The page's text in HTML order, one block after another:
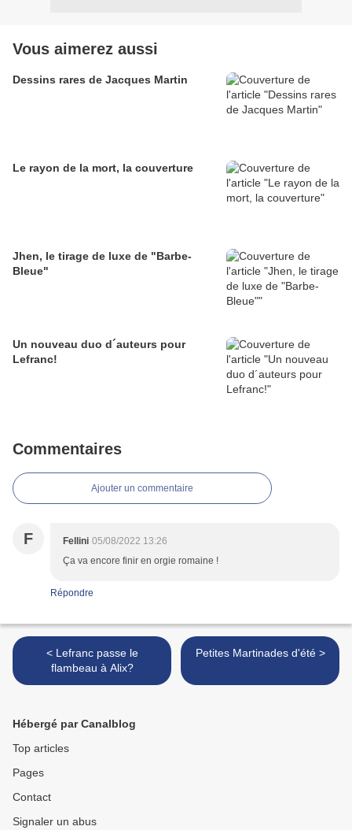
Vous aimerez aussi
Dessins rares de Jacques Martin
Le rayon de la mort, la couverture
Jhen, le tirage de luxe de "Barbe-
Bleue"
Un nouveau duo d´auteurs pour
Lefranc!
Commentaires
Ajouter un commentaire
F Fellini 05/08/2022 13:26
Ça va encore finir en orgie romaine !
Répondre
< Lefranc passe le
flambeau à Alix?
Petites Martinades d'été >
Hébergé par Canalblog
Top articles
Pages
Contact
Signaler un abus